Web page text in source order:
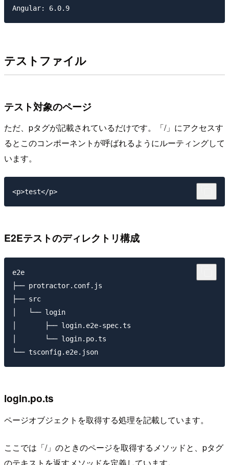
テストファイル
テスト対象のページ
ただ、pタグが記載されているだけです。「/」にアクセスす
るとこのコンポーネントが呼ばれるようにルーティングして
います。
E2Eテストのディレクトリ構成
e2e
├── protractor.conf.js
├── src
│   └── login
│       ├── login.e2e-spec.ts
│       └── login.po.ts
login.po.ts
ページオブジェクトを取得する処理を記載しています。
ここでは「/」のときのページを取得するメソッドと、pタグ